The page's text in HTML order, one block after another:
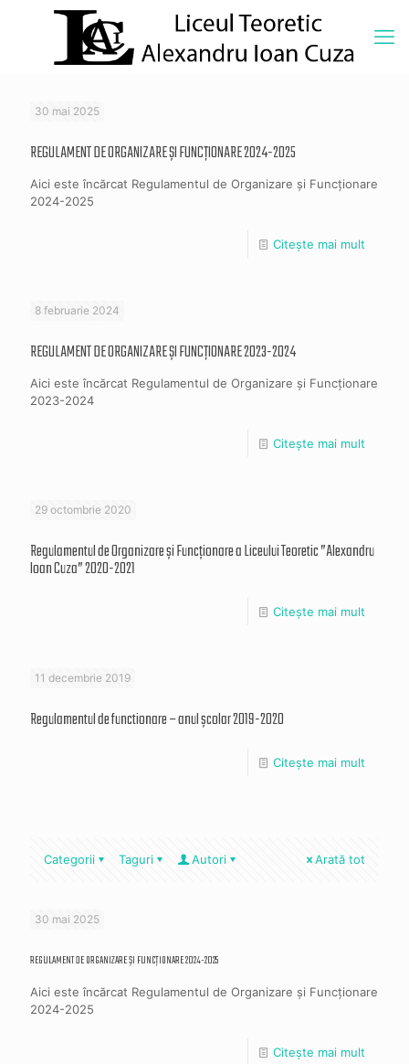
30 mai 2025
REGULAMENT DE ORGANIZARE ȘI FUNCȚIONARE 2024-2025
Aici este încărcat Regulamentul de Organizare și Funcționare
2024-2025
Citește mai mult
8 februarie 2024
REGULAMENT DE ORGANIZARE ȘI FUNCȚIONARE 2023-2024
Aici este încărcat Regulamentul de Organizare și Funcționare
2023-2024
Citește mai mult
29 octombrie 2020
Regulamentul de Organizare și Funcționare a Liceului Teoretic ”Alexandru
Ioan Cuza” 2020-2021
Citește mai mult
11 decembrie 2019
Regulamentul de functionare – anul școlar 2019-2020
Citește mai mult
Categorii Taguri Autori Arată tot
30 mai 2025
REGULAMENT DE ORGANIZARE ȘI FUNCȚIONARE 2024-2025
Aici este încărcat Regulamentul de Organizare și Funcționare
2024-2025
Citește mai mult